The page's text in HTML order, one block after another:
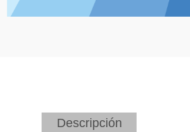
Descripción